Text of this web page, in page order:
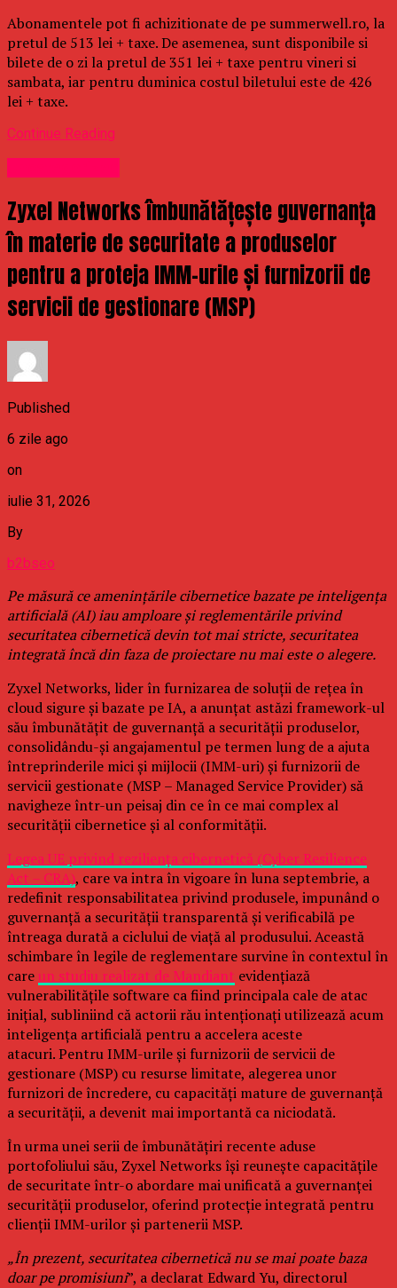
Abonamentele pot fi achizitionate de pe summerwell.ro, la
pretul de 513 lei + taxe. De asemenea, sunt disponibile si
bilete de o zi la pretul de 351 lei + taxe pentru vineri si
sambata, iar pentru duminica costul biletului este de 426
lei + taxe.
Continue Reading
Zyxel Networks îmbunătățește guvernanța
în materie de securitate a produselor
pentru a proteja IMM-urile și furnizorii de
servicii de gestionare (MSP)
Published
6 zile ago
on
iulie 31, 2026
By
b2bseo
Pe măsură ce amenințările cibernetice bazate pe inteligența
artificială (AI) iau amploare și reglementările privind
securitatea cibernetică devin tot mai stricte, securitatea
integrată încă din faza de proiectare nu mai este o alegere.
Zyxel Networks, lider în furnizarea de soluții de rețea în
cloud sigure și bazate pe IA, a anunțat astăzi framework-ul
său îmbunătățit de guvernanță a securității produselor,
consolidându-și angajamentul pe termen lung de a ajuta
întreprinderile mici și mijlocii (IMM-uri) și furnizorii de
servicii gestionate (MSP – Managed Service Provider) să
navigheze într-un peisaj din ce în ce mai complex al
securității cibernetice și al conformității.
Legea UE privind reziliența cibernetică (Cyber Resilience
Act – CRA), care va intra în vigoare în luna septembrie, a
redefinit responsabilitatea privind produsele, impunând o
guvernanță a securității transparentă și verificabilă pe
întreaga durată a ciclului de viață al produsului. Această
schimbare în legile de reglementare survine în contextul în
careun studiu realizat de Mandiant evidențiază
vulnerabilitățile software ca fiind principala cale de atac
inițial, subliniind că actorii rău intenționați utilizează acum
inteligența artificială pentru a accelera aceste
atacuri. Pentru IMM-urile și furnizorii de servicii de
gestionare (MSP) cu resurse limitate, alegerea unor
furnizori de încredere, cu capacități mature de guvernanță
a securității, a devenit mai importantă ca niciodată.
În urma unei serii de îmbunătățiri recente aduse
portofoliului său, Zyxel Networks își reunește capacitățile
de securitate într-o abordare mai unificată a guvernanței
securității produselor, oferind protecție integrată pentru
clienții IMM-urilor și partenerii MSP.
„În prezent, securitatea cibernetică nu se mai poate baza
doar pe promisiuni”, a declarat Edward Yu, directorul